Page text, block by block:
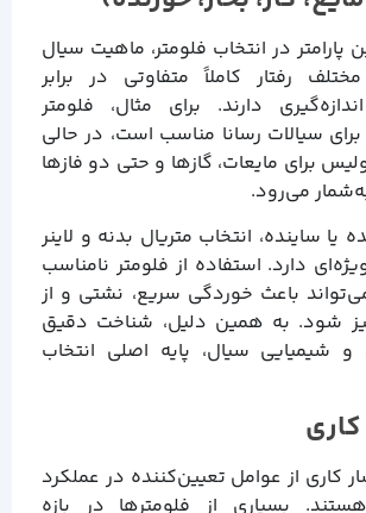
پارامتر در انتخاب فلومتر، ماهیت سیال
رفتار کاملاً متفاوتی در برابر
دارند. برای مثال، فلومتر
سیالات رسانا مناسب است، در حالی
برای مایعات، گازها و حتی دو فازها
می‌رود.
یا ساینده، انتخاب متریال بدنه و لاینر
دارد. استفاده از فلومتر نامناسب
باعث خوردگی سریع، نشتی و از
شود. به همین دلیل، شناخت دقیق
شیمیایی سیال، پایه اصلی انتخاب
کاری از عوامل تعیین‌کننده در عملکرد
هستند. بسیاری از فلومترها در بازه